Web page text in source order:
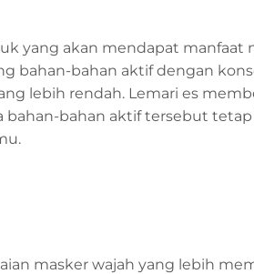
yang akan mendapat manfaat
bahan-bahan aktif dengan
lebih rendah. Lemari es
bahan aktif tersebut
masker wajah yang lebih